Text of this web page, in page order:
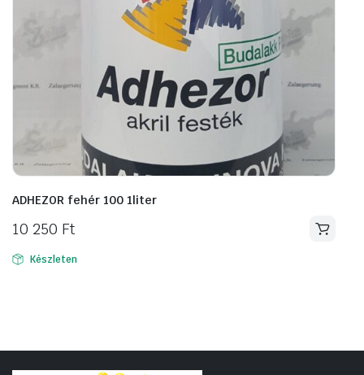
ADHEZOR fehér 100 1liter
10 250 Ft
Készleten